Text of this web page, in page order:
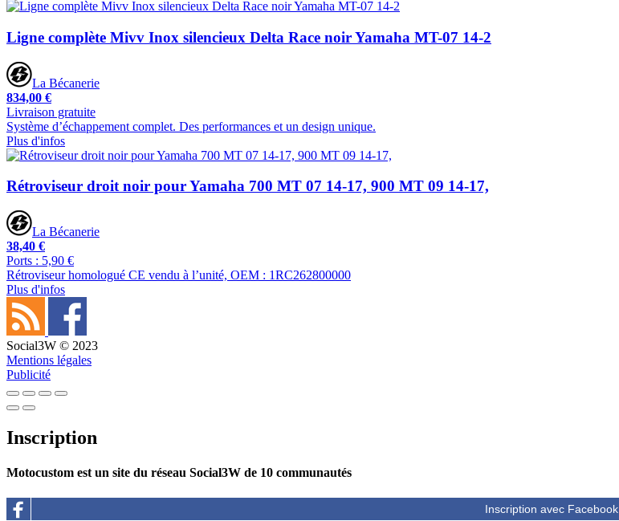
Ligne complète Mivv Inox silencieux Delta Race noir Yamaha MT-07 14-2
La Bécanerie
834,00 €
Livraison gratuite
Système d’échappement complet. Des performances et un design unique.
Plus d'infos
Rétroviseur droit noir pour Yamaha 700 MT 07 14-17, 900 MT 09 14-17,
La Bécanerie
38,40 €
Ports : 5,90 €
Rétroviseur homologué CE vendu à l’unité, OEM : 1RC262800000
Plus d'infos
Social3W © 2023
Mentions légales
Publicité
Inscription
Motocustom est un site du réseau Social3W de 10 communautés